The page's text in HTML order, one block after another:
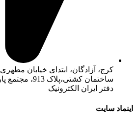
کرج، آزادگان، ابتدای خیابان
دفتر ایران الکترونیک
اینماد سایت